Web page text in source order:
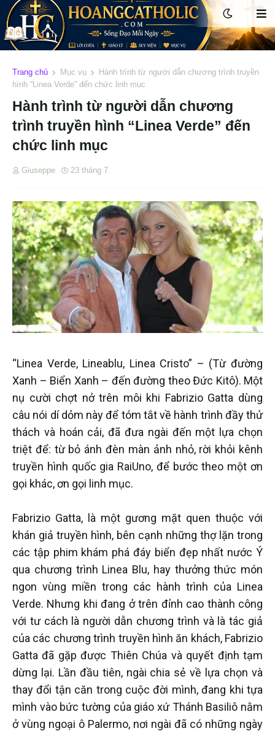
Trang chủ Mục vụ
Hành trình từ người dẫn chương trình truyền
hình “Linea Verde” đến chức linh mục
Hành trình từ người dẫn chương
trình truyền hình “Linea Verde” đến
chức linh mục
Giuseppe 23 tháng 7
“Linea Verde, Lineablu, Linea Cristo” – (Từ đường
Xanh – Biển Xanh – đến đường theo Đức Kitô). Một
nụ cười chợt nở trên môi khi Fabrizio Gatta dùng
câu nói dí dỏm này để tóm tắt về hành trình đầy thử
thách và hoán cải, đã đưa ngài đến một lựa chọn
triệt để: từ bỏ ánh đèn màn ảnh nhỏ, rời khỏi kênh
truyền hình quốc gia RaiUno, để bước theo một ơn
gọi khác, ơn gọi linh mục.
Fabrizio Gatta, là một gương mặt quen thuộc với
khán giả truyền hình, bên cạnh những thợ lặn trong
các tập phim khám phá đáy biển đẹp nhất nước Ý
qua chương trình Linea Blu, hay thưởng thức món
ngon vùng miền trong các hành trình của Linea
Verde. Nhưng khi đang ở trên đỉnh cao thành công
với tư cách là người dẫn chương trình và là tác giả
của các chương trình truyền hình ăn khách, Fabrizio
Gatta đã gặp được Thiên Chúa và quyết định tạm
dừng lại. Lần đầu tiên, ngài chia sẻ về lựa chọn và
thay đổi tận căn trong cuộc đời mình, đang khi tựa
mình vào bức tường của giáo xứ Thánh Basiliô nằm
ở vùng ngoại ô Palermo, nơi ngài đã có những ngày